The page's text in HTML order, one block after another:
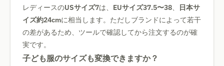
レディースのUSサイズ7は、 EUサイズ37.5〜38、
日本サ
イズ約24cmに相当します。ただしブランドによって若干
の差があるため、ツールで確認してから注文するのが確
実です。
子ども服のサイズも変換できますか？